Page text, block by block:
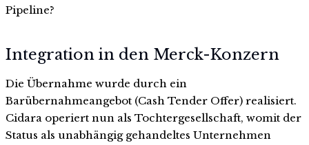
Pipeline?
Integration in den Merck-Konzern
Die Übernahme wurde durch ein
Barübernahmeangebot (Cash Tender Offer) realisiert.
Cidara operiert nun als Tochtergesellschaft, womit der
Status als unabhängig gehandeltes Unternehmen